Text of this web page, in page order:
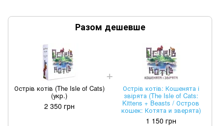
Разом дешевше
Острів котів (The Isle of Cats)
(укр.)
2 350 грн
Острів котів: Кошенята і
звірята (The Isle of Cats:
Kittens + Beasts / Остров
кошек: Котята и зверята)
1 150 грн